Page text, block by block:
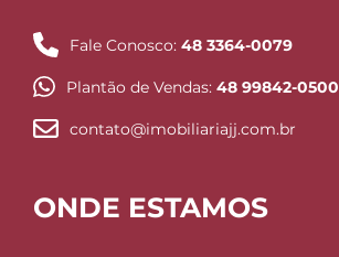
Fale Conosco: 48 3364-0079
Plantão de Vendas: 48 99842-0500
contato@imobiliariajj.com.br
ONDE ESTAMOS